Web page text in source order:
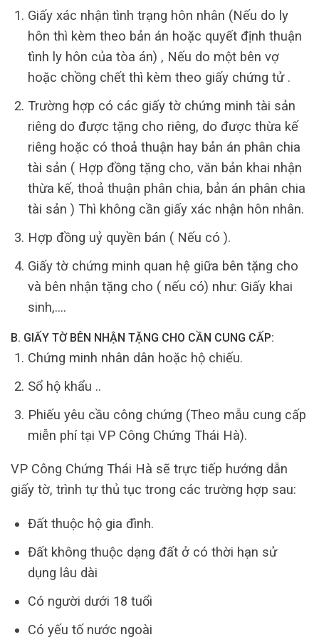
Giấy xác nhận tình trạng hôn nhân (Nếu do ly
hôn thì kèm theo bản án hoặc quyết định thuận
tình ly hôn của tòa án) , Nếu do một bên vợ
hoặc chồng chết thì kèm theo giấy chứng tử .
Trường hợp có các giấy tờ chứng minh tài sản
riêng do được tặng cho riêng, do được thừa kế
riêng hoặc có thoả thuận hay bản án phân chia
tài sản ( Hợp đồng tặng cho, văn bản khai nhận
thừa kế, thoả thuận phân chia, bản án phân chia
tài sản ) Thì không cần giấy xác nhận hôn nhân.
Hợp đồng uỷ quyền bán ( Nếu có ).
Giấy tờ chứng minh quan hệ giữa bên tặng cho
và bên nhận tặng cho ( nếu có) như: Giấy khai
sinh,….
B. GIẤY TỜ BÊN NHẬN TẶNG CHO CẦN CUNG CẤP:
Chứng minh nhân dân hoặc hộ chiếu.
Sổ hộ khẩu ..
Phiếu yêu cầu công chứng (Theo mẫu cung cấp
miễn phí tại VP Công Chứng Thái Hà).
VP Công Chứng Thái Hà sẽ trực tiếp hướng dẫn
giấy tờ, trình tự thủ tục trong các trường hợp sau:
Đất thuộc hộ gia đình.
Đất không thuộc dạng đất ở có thời hạn sử
dụng lâu dài
Có người dưới 18 tuổi
Có yếu tố nước ngoài